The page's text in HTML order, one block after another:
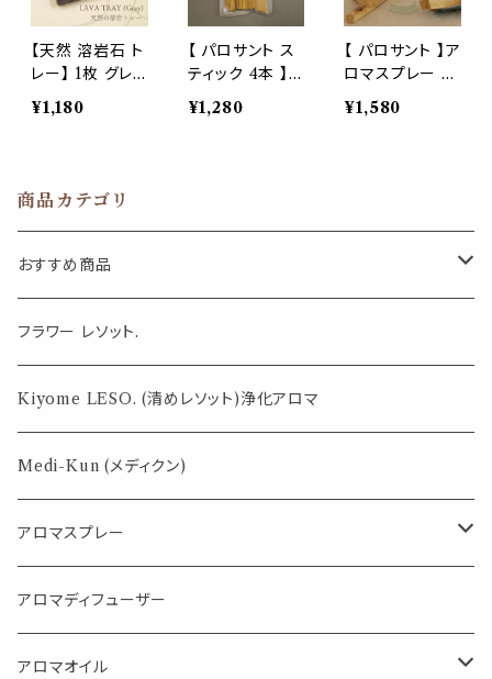
スパイシー ハー
バル 種子 シー
ド フレグランス
浄化 瞑想 ヨガ
香木 お香 スパ
イシー オリエン
タル ハーバル フ
ィ フレグランス
空間 リフレッシ
ュ リラックス
【天然 溶岩石 ト
レー】 1枚 グレ
ー 香皿 ラバスト
ーン パワースト
ワイトセージ お
香 香木 インセン
ス 浄化 ヨガ 瞑
想 インテリア
¥1,180
【 パロサント ス
ティック 4本 】
palo santo 香
木 お香 パウチ
ガ 瞑想 空間 サ
¥1,280
【 パロサント 】ア
ロマスプレー 5
0ml palo sant
o聖なる木 香木
リフレッシュ リラ
¥1,580
商品カテゴリ
おすすめ商品
気になる虫対策に
薄荷の香りで体感温度-4℃ !? スースーシリーズ
パロサント
フラワー レソット.
Kiyome LESO. (清めレソット)浄化アロマ
Medi-Kun (メディクン)
アロマスプレー
目的で選ぶ
蒸し暑い夏やリフレッシュに
FLOWER LESO. フラワレソット
アロマディフューザー
アロマオイル